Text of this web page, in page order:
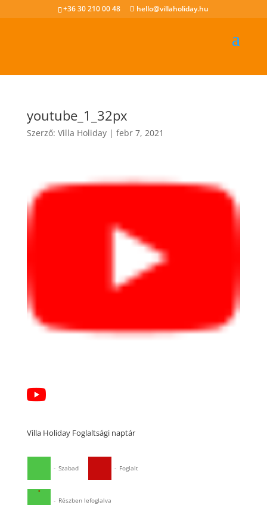
+36 30 210 00 48 hello@villaholiday.hu
youtube_1_32px
Szerző: Villa Holiday| febr 7, 2021
Villa Holiday Foglaltsági naptár
- Szabad - Foglalt
·
- Részben lefoglalva